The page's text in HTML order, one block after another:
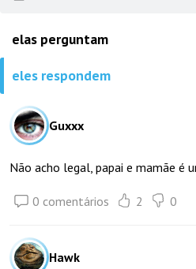
elas perguntam
eles respondem
Guxxx
Não acho legal, papai e mamãe é
0 comentários 2 0
Hawk